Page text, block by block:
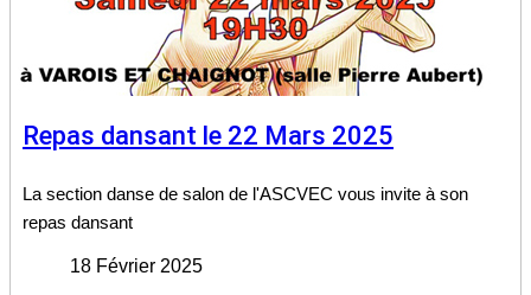
Repas dansant le 22 Mars 2025
La section danse de salon de l'ASCVEC vous invite à son
repas dansant
18 Février 2025